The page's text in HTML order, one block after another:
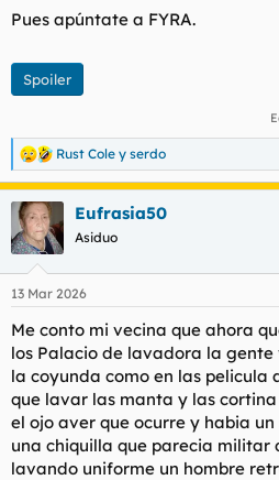
:
Pues apúntate a FYRA.
Spoiler
R
e
a
c
c
i
e
:
Rust Cole y serdo
Eufrasia50
Asiduo
13 Mar 2026
Me conto mi vecina que ahora
los Palacio de lavadora la
la coyunda como en las pelicula
que lavar las manta y las
el ojo aver que ocurre y habia
una chiquilla que parecia militar
lavando uniforme un hombre